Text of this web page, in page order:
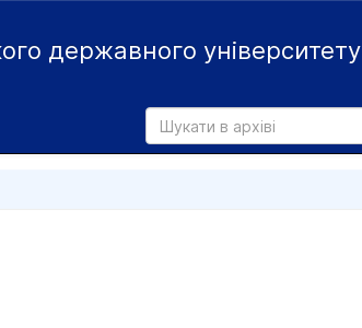
державного університету